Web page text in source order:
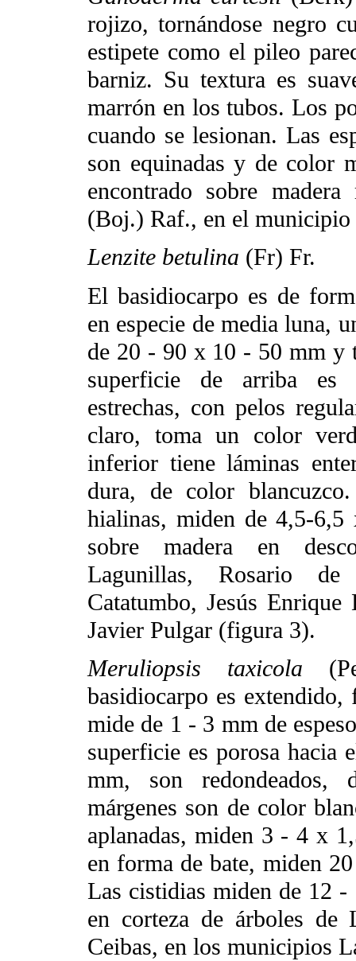
rojizo, tornándose negro
estipete como el pileo
barniz. Su textura es
marrón en los tubos. Los
cuando se lesionan. Las
son equinadas y de color
encontrado sobre
(Boj.) Raf., en el municipio
Lenzite betulina (Fr) Fr.
El basidiocarpo es de
en especie de media luna,
de 20 - 90 x 10 - 50 mm y
superficie de arriba es
estrechas, con pelos
claro, toma un color
inferior tiene láminas
dura, de color
hialinas, miden de 4,5-
sobre madera en
Lagunillas, Rosario
Catatumbo, Jesús
Javier Pulgar (figura 3).
Meruliopsis taxicola
basidiocarpo es extendido,
mide de 1 - 3 mm de
superficie es porosa hacia
mm, son redondeados,
márgenes son de color
aplanadas, miden 3 - 4 x
en forma de bate, miden
Las cistidias miden de 12
en corteza de árboles de
Ceibas, en los municipios